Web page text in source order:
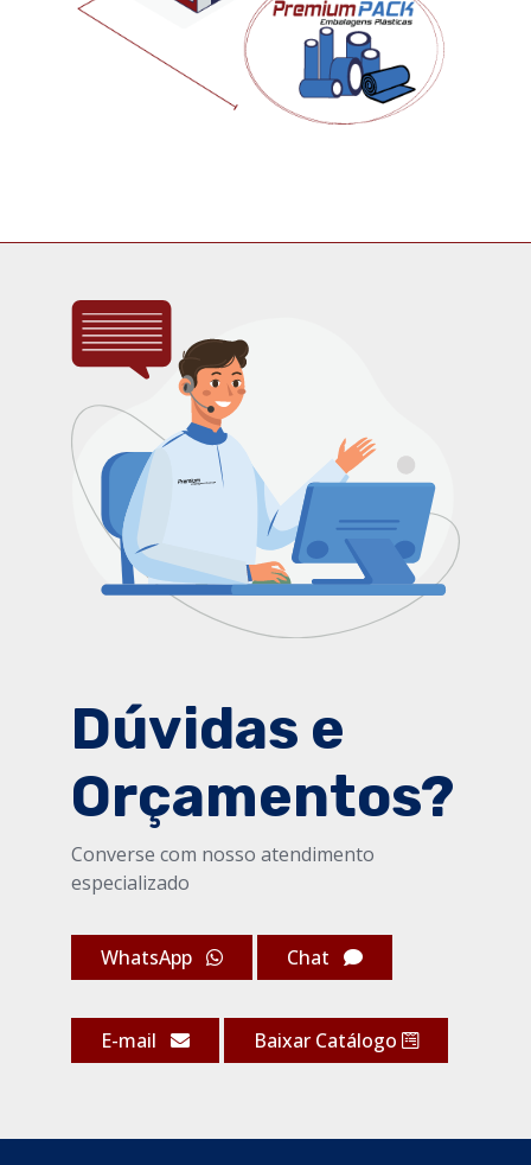
Dúvidas e
Orçamentos?
Converse com nosso atendimento
especializado
WhatsApp Chat
E-mail Baixar Catálogo